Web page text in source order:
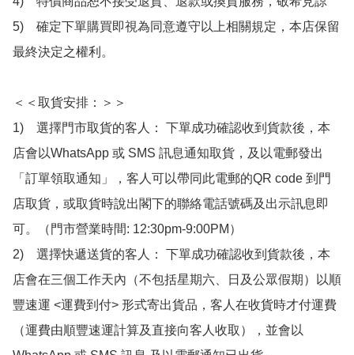
5)　確定下單購買即視為同意遵守以上相關規定，本店保留
最終決定之權利。
＜＜取貨安排：＞＞
1)　選擇門市取貨的客人： 下單成功確認收到貨款後，本
店會以WhatsApp 或 SMS 訊息通知取貨，及以電郵發出
「訂單領取通知」，客人可以帶同此電郵的QR code 到門
店取貨，或取貨時說出閣下的聯絡電話號碼及出示訊息即
可。（門市營業時間: 12:30pm-9:00PM）
2)　選擇快遞送貨的客人： 下單成功確認收到貨款後，本
店會在三個工作天內（不包括星期六、日及公眾假期）以順
豐速運 <運費到付> 形式寄出貨品，客人在收貨時才付運費
（運費由順豐速運計算及直接向客人收取），並會以